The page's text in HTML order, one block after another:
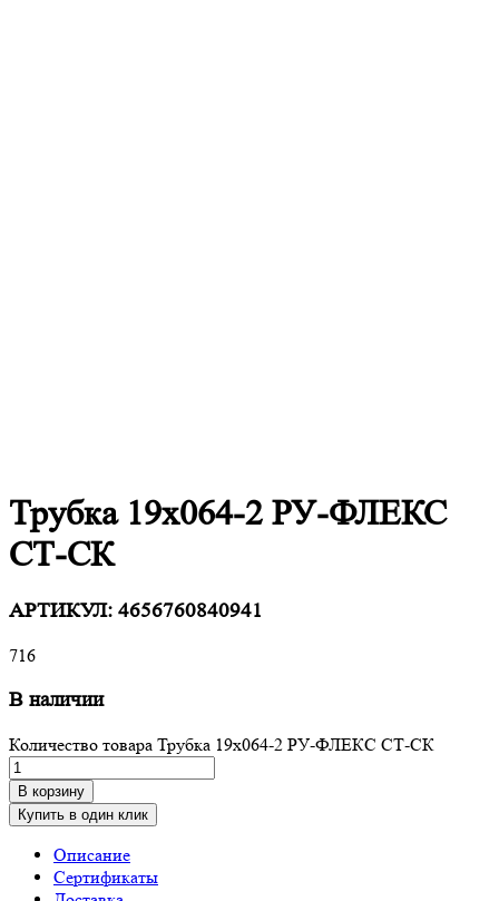
Трубка 19х064-2 РУ-ФЛЕКС
СТ-СК
АРТИКУЛ: 4656760840941
716
В наличии
Количество товара Трубка 19х064-2 РУ-ФЛЕКС СТ-СК
В корзину
Купить в один клик
Описание
Сертификаты